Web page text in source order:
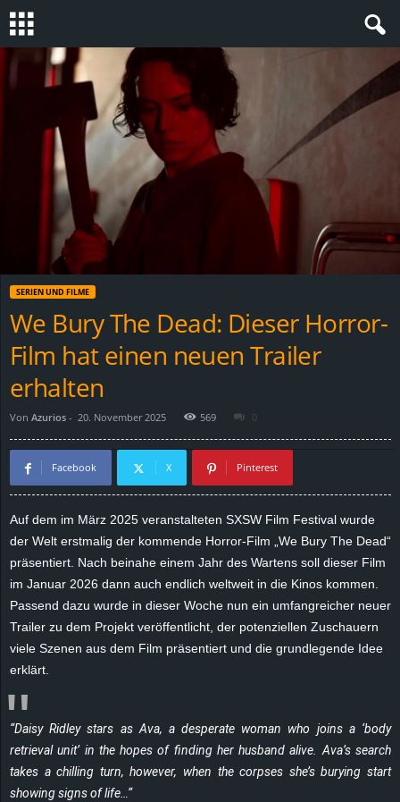
SERIEN UND FILME
We Bury The Dead: Dieser Horror-
Film hat einen neuen Trailer
erhalten
Von Azurios - 20. November 2025 569 0
Facebook X Pinterest
Auf dem im März 2025 veranstalteten SXSW Film Festival wurde
der Welt erstmalig der kommende Horror-Film „We Bury The Dead“
präsentiert. Nach beinahe einem Jahr des Wartens soll dieser Film
im Januar 2026 dann auch endlich weltweit in die Kinos kommen.
Passend dazu wurde in dieser Woche nun ein umfangreicher neuer
Trailer zu dem Projekt veröffentlicht, der potenziellen Zuschauern
viele Szenen aus dem Film präsentiert und die grundlegende Idee
erklärt.
“Daisy Ridley stars as Ava, a desperate woman who joins a ‘body
retrieval unit’ in the hopes of finding her husband alive. Ava’s search
takes a chilling turn, however, when the corpses she’s burying start
showing signs of life…“